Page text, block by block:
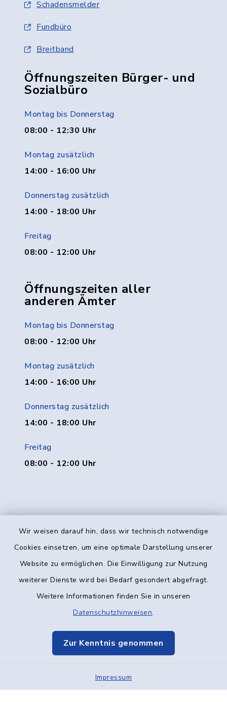
Wir weisen darauf hin, dass wir technisch notwendige
Cookies einsetzen, um eine optimale Darstellung unserer
Website zu ermöglichen. Die Einwilligung zur Nutzung
weiterer Dienste wird bei Bedarf gesondert abgefragt.
Weitere Informationen finden Sie in unseren
Datenschutzhinweisen.
Zur Kenntnis genommen
Impressum
Schadensmelder
Fundbüro
Breitband
Öffnungszeiten Bürger- und
Sozialbüro
Montag bis Donnerstag
08:00 - 12:30 Uhr
Montag zusätzlich
14:00 - 16:00 Uhr
Donnerstag zusätzlich
14:00 - 18:00 Uhr
Freitag
08:00 - 12:00 Uhr
Öffnungszeiten aller
anderen Ämter
Montag bis Donnerstag
08:00 - 12:00 Uhr
Montag zusätzlich
14:00 - 16:00 Uhr
Donnerstag zusätzlich
14:00 - 18:00 Uhr
Freitag
08:00 - 12:00 Uhr
Kontakt
Datenschutz
Elektronische Kommunikation
Sitemap